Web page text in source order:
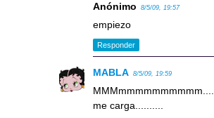
Anónimo 8/5/09, 19:57
empiezo
Responder
MABLA 8/5/09, 19:59
me carga..........